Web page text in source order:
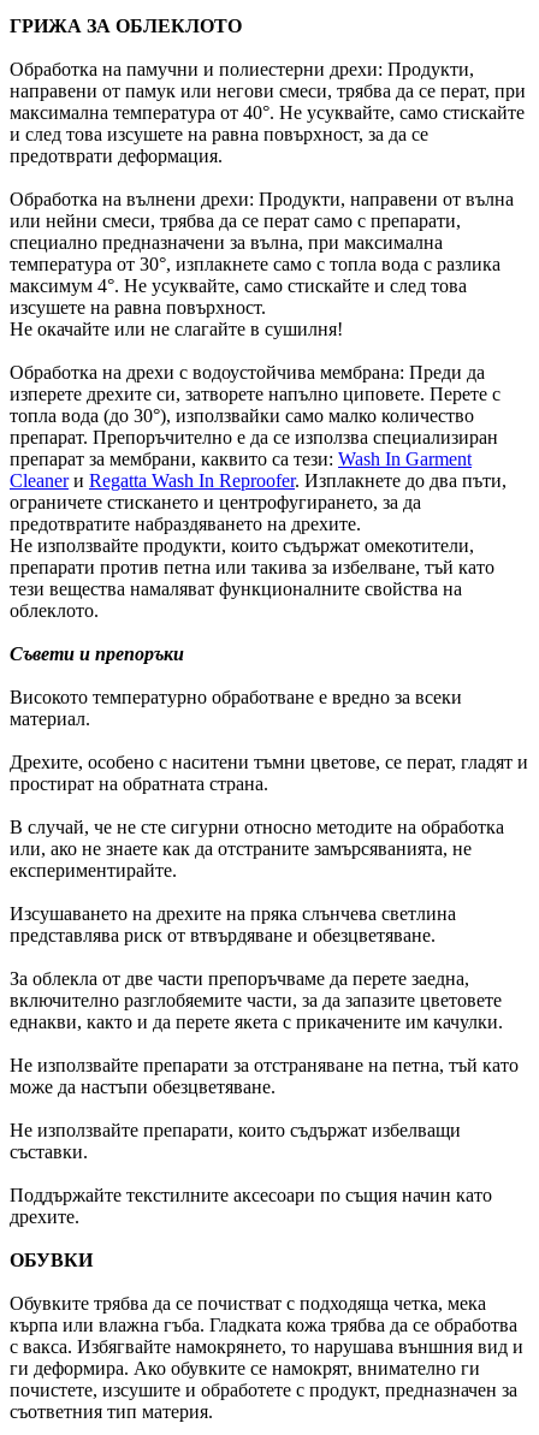
ГРИЖА ЗА ОБЛЕКЛОТО
Обработка на памучни и полиестерни дрехи: Продукти,
направени от памук или негови смеси, трябва да се перат, при
максимална температура от 40°. Не усуквайте, само стискайте
и след това изсушете на равна повърхност, за да се
предотврати деформация.
Обработка на вълнени дрехи: Продукти, направени от вълна
или нейни смеси, трябва да се перат само с препарати,
специално предназначени за вълна, при максимална
температура от 30°, изплакнете само с топла вода с разлика
максимум 4°. Не усуквайте, само стискайте и след това
изсушете на равна повърхност.
Не окачайте или не слагайте в сушилня!
Обработка на дрехи с водоустойчива мембрана: Преди да
изперете дрехите си, затворете напълно циповете. Перете с
топла вода (до 30°), използвайки само малко количество
препарат. Препоръчително е да се използва специализиран
препарат за мембрани, каквито са тези: Wash In Garment
Cleanerи Regatta Wash In Reproofer. Изплакнете до два пъти,
ограничете стискането и центрофугирането, за да
предотвратите набраздяването на дрехите.
Не използвайте продукти, които съдържат омекотители,
препарати против петна или такива за избелване, тъй като
тези вещества намаляват функционалните свойства на
облеклото.
Съвети и препоръки
Високото температурно обработване е вредно за всеки
материал.
Дрехите, особено с наситени тъмни цветове, се перат, гладят и
простират на обратната страна.
В случай, че не сте сигурни относно методите на обработка
или, ако не знаете как да отстраните замърсяванията, не
експериментирайте.
Изсушаването на дрехите на пряка слънчева светлина
представлява риск от втвърдяване и обезцветяване.
За облекла от две части препоръчваме да перете заедна,
включително разглобяемите части, за да запазите цветовете
еднакви, както и да перете якета с прикачените им качулки.
Не използвайте препарати за отстраняване на петна, тъй като
може да настъпи обезцветяване.
Не използвайте препарати, които съдържат избелващи
съставки.
Поддържайте текстилните аксесоари по същия начин като
дрехите.
ОБУВКИ
Обувките трябва да се почистват с подходяща четка, мека
кърпа или влажна гъба. Гладката кожа трябва да се обработва
с вакса. Избягвайте намокрянето, то нарушава външния вид и
ги деформира. Ако обувките се намокрят, внимателно ги
почистете, изсушите и обработете с продукт, предназначен за
съответния тип материя.